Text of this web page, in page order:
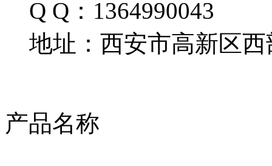
Q Q：1364990043
地址：西安市高新区西
产品名称